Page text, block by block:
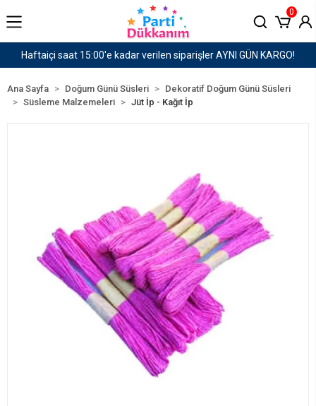
AYNI GÜN KARGO! 1500 TL ve Üzeri
0
Ana Sayfa Doğum Günü Süsleri
Dekoratif Doğum Günü Süsleri
Süsleme Malzemeleri
Jüt İp - Kağıt İp